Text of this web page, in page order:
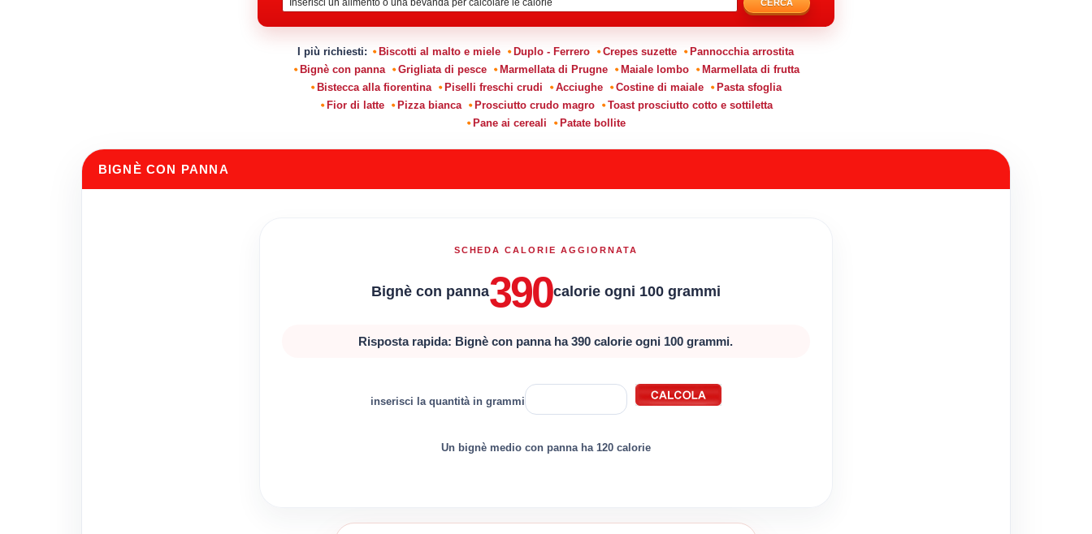
CERCA
I più richiesti: Biscotti al malto e miele Duplo - Ferrero Crepes suzette
Pannocchia arrostita
Bignè con panna
Grigliata di pesce Marmellata di Prugne Maiale lombo
Marmellata di frutta
Bistecca alla fiorentina
Piselli freschi crudi Acciughe Costine di maiale
Pasta sfoglia
Fior di latte
Pizza bianca Prosciutto crudo magro
Toast prosciutto cotto e sottiletta
Pane ai cereali
Patate bollite
BIGNÈ CON PANNA
SCHEDA CALORIE AGGIORNATA
Bignè con panna390calorie ogni 100 grammi
Risposta rapida: Bignè con panna ha 390 calorie ogni 100 grammi.
inserisci la quantità in grammi
Un bignè medio con panna ha 120 calorie